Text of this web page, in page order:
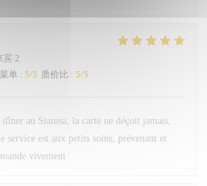
宾 2
菜单 : 5/5 质价比 : 5/5
au Siamsa, la carte ne déçoit jamais,
service est aux petits soins, prévenant et
vivement